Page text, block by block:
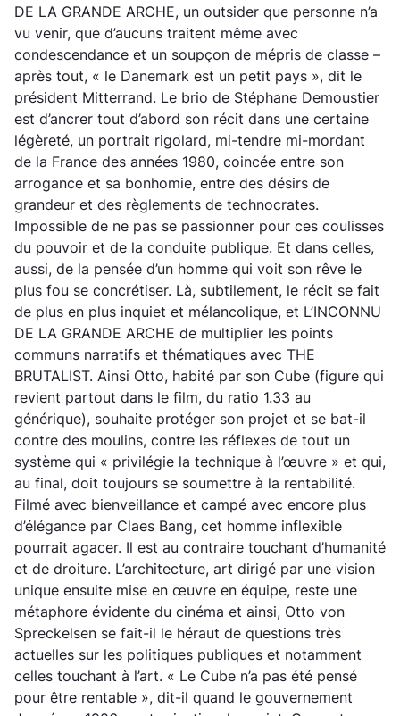
DE LA GRANDE ARCHE, un outsider que personne n’a
vu venir, que d’aucuns traitent même avec
condescendance et un soupçon de mépris de classe –
après tout, « le Danemark est un petit pays », dit le
président Mitterrand. Le brio de Stéphane Demoustier
est d’ancrer tout d’abord son récit dans une certaine
légèreté, un portrait rigolard, mi-tendre mi-mordant
de la France des années 1980, coincée entre son
arrogance et sa bonhomie, entre des désirs de
grandeur et des règlements de technocrates.
Impossible de ne pas se passionner pour ces coulisses
du pouvoir et de la conduite publique. Et dans celles,
aussi, de la pensée d’un homme qui voit son rêve le
plus fou se concrétiser. Là, subtilement, le récit se fait
de plus en plus inquiet et mélancolique, et L’INCONNU
DE LA GRANDE ARCHE de multiplier les points
communs narratifs et thématiques avec THE
BRUTALIST. Ainsi Otto, habité par son Cube (figure qui
revient partout dans le film, du ratio 1.33 au
générique), souhaite protéger son projet et se bat-il
contre des moulins, contre les réflexes de tout un
système qui « privilégie la technique à l’œuvre » et qui,
au final, doit toujours se soumettre à la rentabilité.
Filmé avec bienveillance et campé avec encore plus
d’élégance par Claes Bang, cet homme inflexible
pourrait agacer. Il est au contraire touchant d’humanité
et de droiture. L’architecture, art dirigé par une vision
unique ensuite mise en œuvre en équipe, reste une
métaphore évidente du cinéma et ainsi, Otto von
Spreckelsen se fait-il le héraut de questions très
actuelles sur les politiques publiques et notamment
celles touchant à l’art. « Le Cube n’a pas été pensé
pour être rentable », dit-il quand le gouvernement